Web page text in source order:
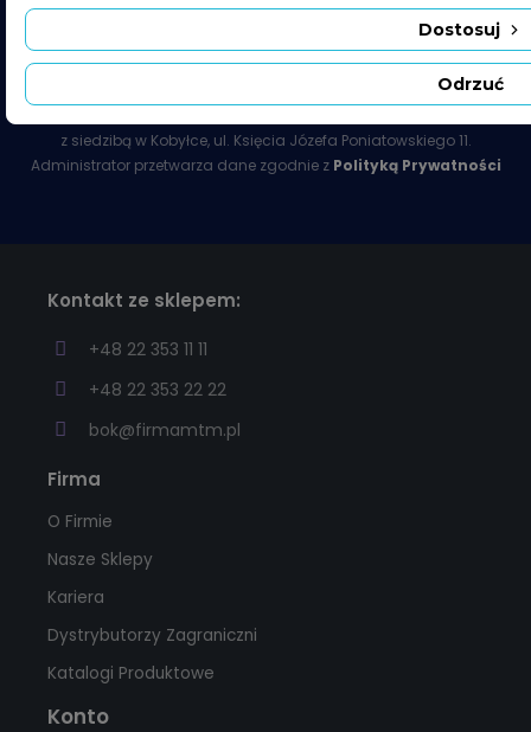
prawo cofnąć zgodę w każdym czasie (dane przetwarzane są
do czasu cofnięcia zgody). Mam prawo dostępu do danych,
sprostowania, usunięcia lub ograniczenia przetwarzania, prawo
sprzeciwu, prawo wniesienia skargi do organu nadzorczego lub
z siedzibą w Kobyłce, ul. Księcia Józefa Poniatowskiego 11.
Administrator przetwarza dane zgodnie z Polityką Prywatności
Kontakt ze sklepem:
+48 22 353 11 11
+48 22 353 22 22
bok@firmamtm.pl
Firma
O Firmie
Nasze Sklepy
Kariera
Dystrybutorzy Zagraniczni
Katalogi Produktowe
Konto
Odrzuć
Dostosuj